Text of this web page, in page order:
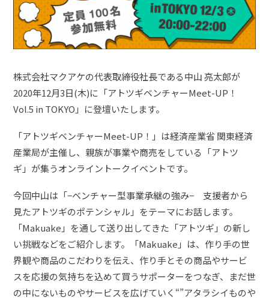
株式会社マクアケの代表取締役社長である中山 亮太郎が
2020年12月3日(木)に「アトツギベンチャーMeet-UP！
Vol.5 in TOKYO」に登壇いたします。
「アトツギベンチャーMeet-UP！」は経済産業省 関東経済
産業局が主催し、親族が事業や商売をしている「アトツ
ギ」が集うオンライントークイベントです。
今回中山は「−ベンチャー型事業承継の強み− 支援者から
見たアトツギのポテンシャル」をテーマにお話します。
「Makuake」を通して送り出してきた「アトツギ」の新し
い挑戦などをご紹介します。「Makuake」は、作り手の世
界観や商品のこだわりを伝え、作り手とその商品やサービ
スを応援の気持ちを込めて買うサポーターをつなぎ、まだ世
の中にないものやサービスを広げていく“”アタラシイものや